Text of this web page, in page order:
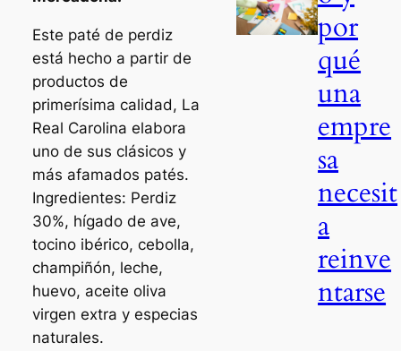
Este paté de perdiz
está hecho a partir de
productos de
primerísima calidad, La
Real Carolina elabora
uno de sus clásicos y
más afamados patés.
Ingredientes: Perdiz
30%, hígado de ave,
tocino ibérico, cebolla,
champiñón, leche,
huevo, aceite oliva
virgen extra y especias
naturales.
por
qué
una
empre
sa
necesit
a
reinve
ntarse